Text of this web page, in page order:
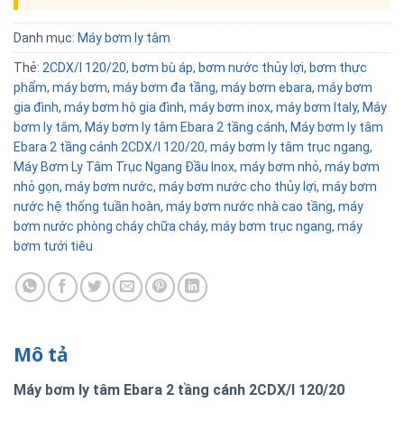
Danh mục: Máy bơm ly tâm
Thẻ: 2CDX/I 120/20, bơm bù áp, bơm nước thủy lợi, bơm thực
phẩm, máy bơm, máy bơm đa tầng, máy bơm ebara, máy bơm
gia đình, máy bơm hộ gia đình, máy bơm inox, máy bơm Italy, Máy
bơm ly tâm, Máy bơm ly tâm Ebara 2 tầng cánh, Máy bơm ly tâm
Ebara 2 tầng cánh 2CDX/I 120/20, máy bơm ly tâm trục ngang,
Máy Bơm Ly Tâm Trục Ngang Đầu Inox, máy bơm nhỏ, máy bơm
nhỏ gọn, máy bơm nước, máy bơm nước cho thủy lợi, máy bơm
nước hệ thống tuần hoàn, máy bơm nước nhà cao tầng, máy
bơm nước phòng cháy chữa cháy, máy bơm trục ngang, máy
bơm tưới tiêu
Mô tả
Máy bơm ly tâm Ebara 2 tầng cánh 2CDX/I 120/20